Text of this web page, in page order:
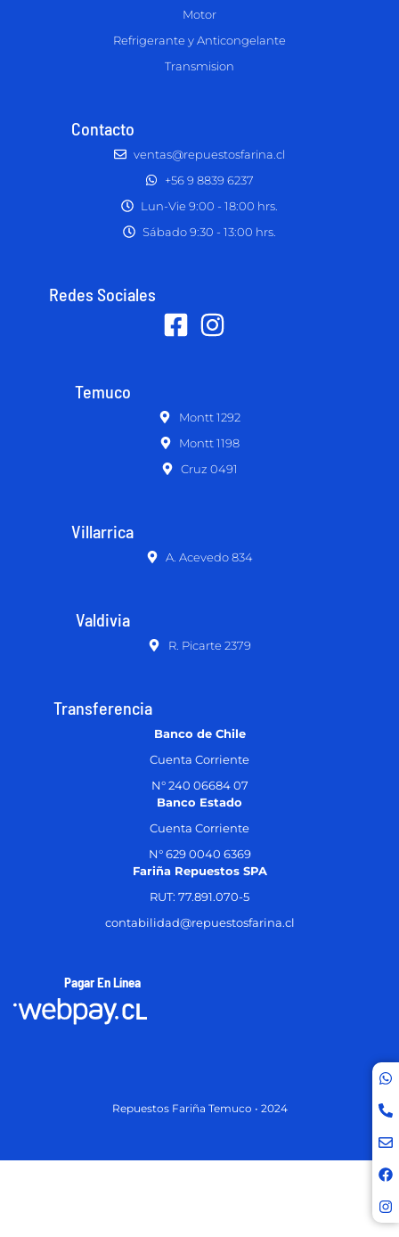
Motor
Refrigerante y Anticongelante
Transmision
Contacto
ventas@repuestosfarina.cl
+56 9 8839 6237
Lun-Vie 9:00 - 18:00 hrs.
Sábado 9:30 - 13:00 hrs.
Redes Sociales
Temuco
Montt 1292
Montt 1198
Cruz 0491
Villarrica
A. Acevedo 834
Valdivia
R. Picarte 2379
Transferencia
Banco de Chile
Cuenta Corriente
N° 240 06684 07
Banco Estado
Cuenta Corriente
N° 629 0040 6369
Fariña Repuestos SPA
RUT: 77.891.070-5
contabilidad@repuestosfarina.cl
Pagar En Línea
Repuestos Fariña Temuco • 2024